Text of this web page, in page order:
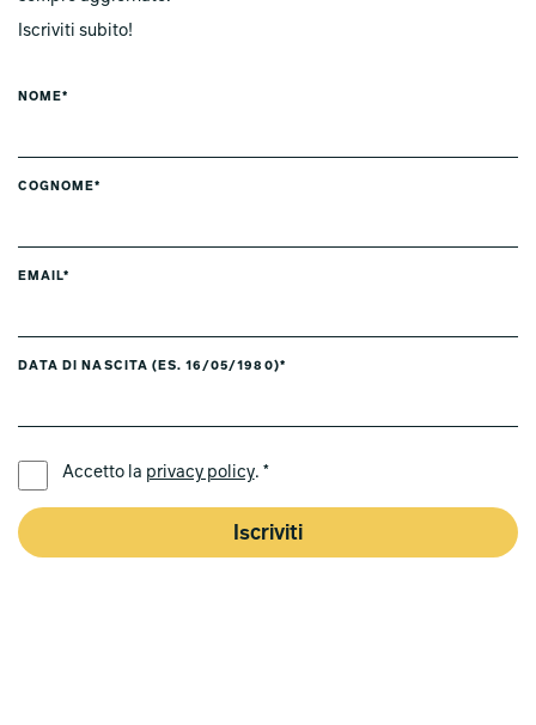
Iscriviti subito!
NOME*
COGNOME*
EMAIL*
DATA DI NASCITA (ES. 16/05/1980)*
Accetto la privacy policy. *
Iscriviti